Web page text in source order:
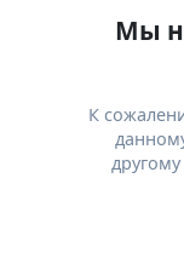
Мы
К